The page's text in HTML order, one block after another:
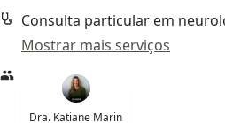
Consulta particular em
Mostrar mais serviços
Dra. Katiane Marin